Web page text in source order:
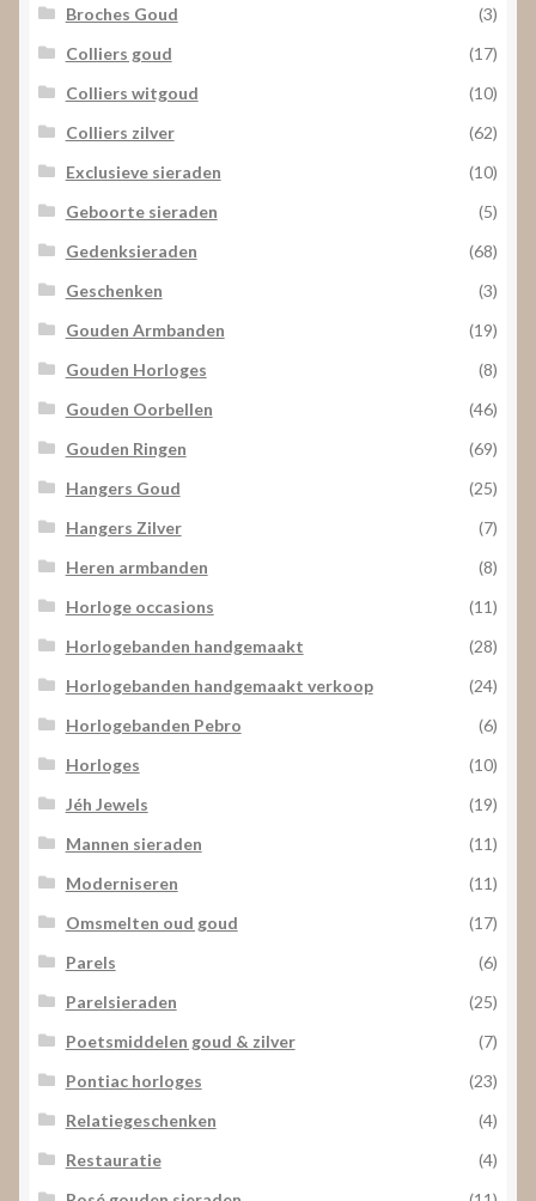
Broches Goud
(3)
Colliers goud
(17)
Colliers witgoud
(10)
Colliers zilver
(62)
Exclusieve sieraden
(10)
Geboorte sieraden
(5)
Gedenksieraden
(68)
Geschenken
(3)
Gouden Armbanden
(19)
Gouden Horloges
(8)
Gouden Oorbellen
(46)
Gouden Ringen
(69)
Hangers Goud
(25)
Hangers Zilver
(7)
Heren armbanden
(8)
Horloge occasions
(11)
Horlogebanden handgemaakt
(28)
Horlogebanden handgemaakt verkoop
(24)
Horlogebanden Pebro
(6)
Horloges
(10)
Jéh Jewels
(19)
Mannen sieraden
(11)
Moderniseren
(11)
Omsmelten oud goud
(17)
Parels
(6)
Parelsieraden
(25)
Poetsmiddelen goud & zilver
(7)
Pontiac horloges
(23)
Relatiegeschenken
(4)
Restauratie
(4)